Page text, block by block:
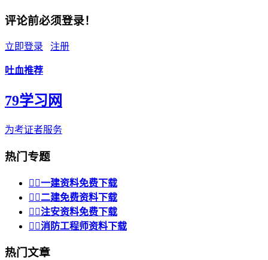
评论前必须登录！
立即登录 注册
吐血推荐
79学习网
为考证者服务
热门专题
 一建资料免费下载
 二建免费资料下载
 注安资料免费下载
 消防工程师资料下载
热门文章